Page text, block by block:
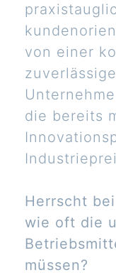
von einer
die bereits
Herrscht
wie oft die
müssen?